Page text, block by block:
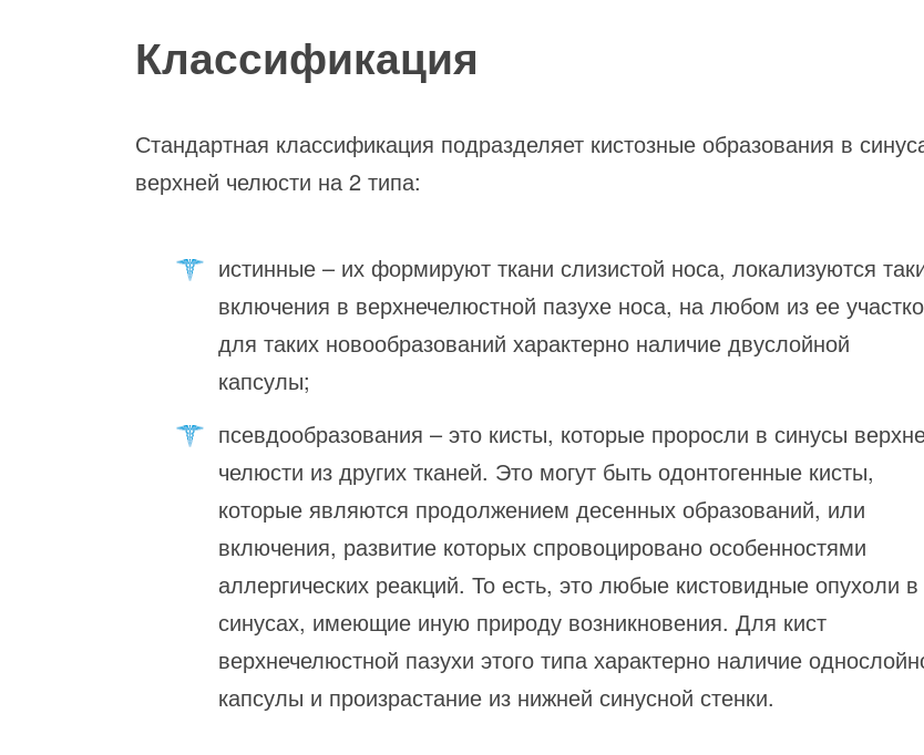
Классификация
Стандартная классификация подразделяет кистозные образования в
верхней челюсти на 2 типа:
истинные – их формируют ткани слизистой носа, локализуются
включения в верхнечелюстной пазухе носа, на любом из ее
для таких новообразований характерно наличие двуслойной
капсулы;
псевдообразования – это кисты, которые проросли в синусы
челюсти из других тканей. Это могут быть одонтогенные кисты,
которые являются продолжением десенных образований, или
включения, развитие которых спровоцировано особенностями
аллергических реакций. То есть, это любые кистовидные опухоли в
синусах, имеющие иную природу возникновения. Для кист
верхнечелюстной пазухи этого типа характерно наличие
капсулы и произрастание из нижней синусной стенки.